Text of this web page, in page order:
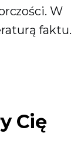
W
faktu.
Cię